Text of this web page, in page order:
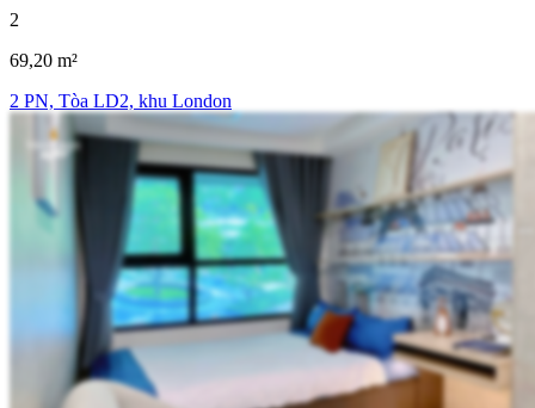
2
69,20 m²
2 PN, Tòa LD2, khu London